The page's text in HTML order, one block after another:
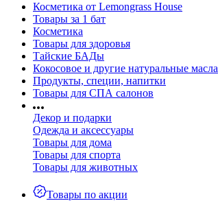
Косметика от Lemongrass House
Товары за 1 бат
Косметика
Товары для здоровья
Тайские БАДы
Кокосовое и другие натуральные масла
Продукты, специи, напитки
Товары для СПА салонов
Декор и подарки
Одежда и аксессуары
Товары для дома
Товары для спорта
Товары для животных
Товары по акции